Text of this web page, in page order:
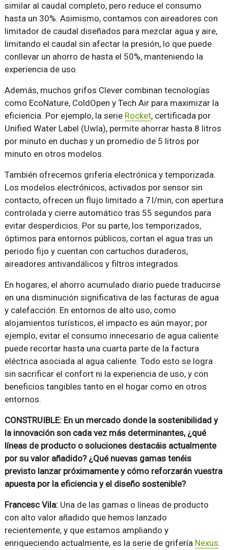
similar al caudal completo, pero reduce el consumo
hasta un 30%. Asimismo, contamos con aireadores con
limitador de caudal diseñados para mezclar agua y aire,
limitando el caudal sin afectar la presión, lo que puede
conllevar un ahorro de hasta el 50%, manteniendo la
experiencia de uso.
Además, muchos grifos Clever combinan tecnologías
como EcoNature, ColdOpen y Tech Air para maximizar la
eficiencia. Por ejemplo, la serie Rocket, certificada por
Unified Water Label (Uwla), permite ahorrar hasta 8 litros
por minuto en duchas y un promedio de 5 litros por
minuto en otros modelos.
También ofrecemos grifería electrónica y temporizada.
Los modelos electrónicos, activados por sensor sin
contacto, ofrecen un flujo limitado a 7 l/min, con apertura
controlada y cierre automático tras 55 segundos para
evitar desperdicios. Por su parte, los temporizados,
óptimos para entornos públicos, cortan el agua tras un
periodo fijo y cuentan con cartuchos duraderos,
aireadores antivandálicos y filtros integrados.
En hogares, el ahorro acumulado diario puede traducirse
en una disminución significativa de las facturas de agua
y calefacción. En entornos de alto uso, como
alojamientos turísticos, el impacto es aún mayor; por
ejemplo, evitar el consumo innecesario de agua caliente
puede recortar hasta una cuarta parte de la factura
eléctrica asociada al agua caliente. Todo esto se logra
sin sacrificar el confort ni la experiencia de uso, y con
beneficios tangibles tanto en el hogar como en otros
entornos.
CONSTRUIBLE: En un mercado donde la sostenibilidad y
la innovación son cada vez más determinantes, ¿qué
líneas de producto o soluciones destacáis actualmente
por su valor añadido? ¿Qué nuevas gamas tenéis
previsto lanzar próximamente y cómo reforzarán vuestra
apuesta por la eficiencia y el diseño sostenible?
Francesc Vila:Una de las gamas o líneas de producto
con alto valor añadido que hemos lanzado
recientemente, y que estamos ampliando y
enriqueciendo actualmente, es la serie de grifería Nexus.